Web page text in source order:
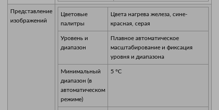
Представление
изображений
Цветовые
палитры
Цвета нагрева железа, сине-
красная, серая
Уровень и
диапазон
Плавное автоматическое
масштабирование и фиксация
уровня и диапазона
Минимальный
диапазон (в
автоматическом
режиме)
5 °C